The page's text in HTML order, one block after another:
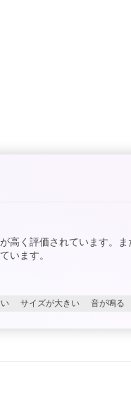
く評価されています。ま
います。
サイズが大きい 音が鳴る